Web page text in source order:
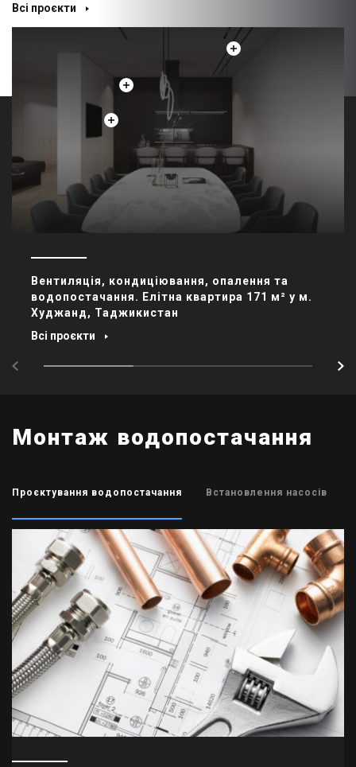
Всі проєкти
Вентиляція, кондиціювання, опалення та
водопостачання. Елітна квартира 171 м² у м.
Худжанд, Таджикистан
Всі проєкти
Комплекс інженерних систем в
триповерховому будинку (380 м²), КГ Riviera
Villas
Всі проєкти
Комплекс інженерних систем в квартирі
царської будови, вул. Липська, м. Київ
Всі проєкти
Монтаж водопостачання
Проєктування водопостачання Встановлення насосів
01